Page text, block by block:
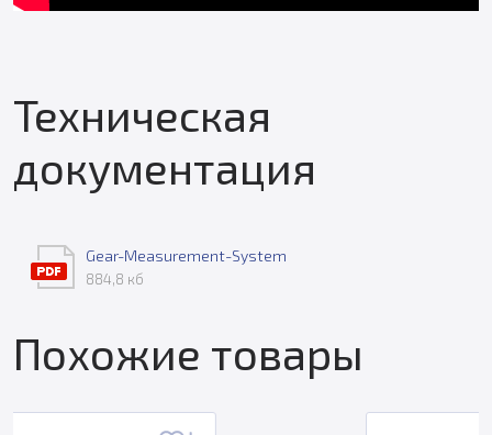
Техническая
документация
Gear-Measurement-System
884,8 кб
Похожие товары